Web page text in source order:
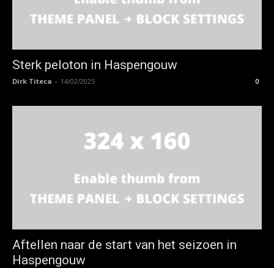
Sterk peloton in Haspengouw
Dirk Titeca - 14/02/2025 0
Aftellen naar de start van het seizoen in
Haspengouw